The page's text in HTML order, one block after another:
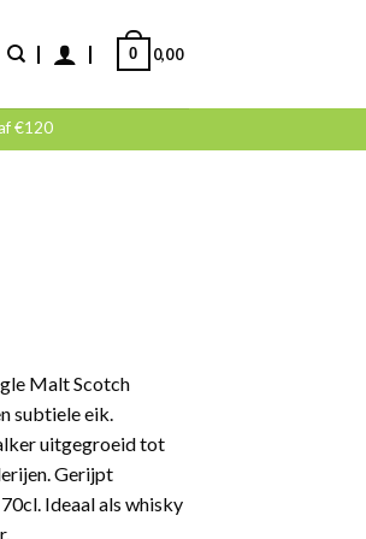
0,00
0
€120
Malt Scotch
subtiele eik.
uitgegroeid tot
Gerijpt
Ideaal als whisky